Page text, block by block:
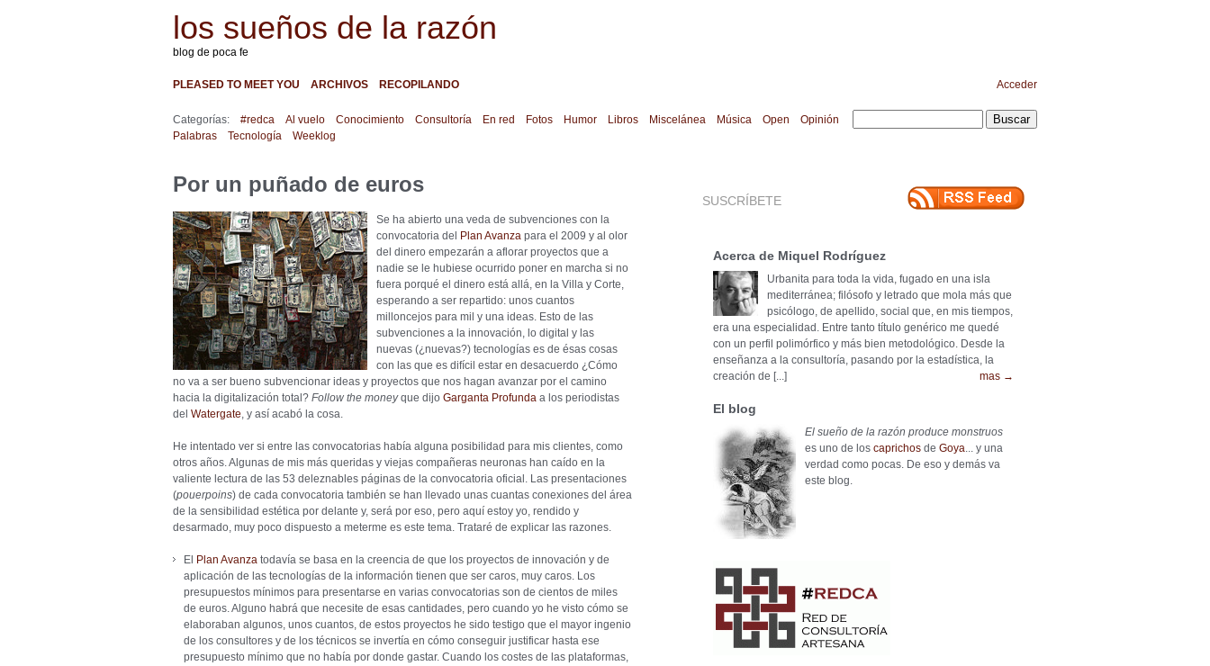
los sueños de la razón
blog de poca fe
PLEASED TO MEET YOU ARCHIVOS RECOPILANDO Acceder
Categorías: #redca Al vuelo Conocimiento Consultoría En red Fotos Humor Libros Miscelánea Música Open
Opinión
Palabras
Tecnología Weeklog
Por un puñado de euros
Se ha abierto una veda de subvenciones con la
convocatoria del
Plan Avanza para el 2009 y al olor
del dinero empezarán a aflorar proyectos que a
nadie se le hubiese ocurrido poner en marcha si no
fuera porqué el dinero está allá, en la Villa y Corte,
esperando a ser repartido: unos cuantos
milloncejos para mil y una ideas. Esto de las
subvenciones a la innovación, lo digital y las
nuevas (¿nuevas?) tecnologías es de ésas cosas
con las que es difícil estar en desacuerdo ¿Cómo
no va a ser bueno subvencionar ideas y proyectos que nos hagan avanzar por el camino
hacia la digitalización total? Follow the moneyque dijo Garganta Profunda a los periodistas
del Watergate, y así acabó la cosa.
He intentado ver si entre las convocatorias había alguna posibilidad para mis clientes, como
otros años. Algunas de mis más queridas y viejas compañeras neuronas han caído en la
valiente lectura de las 53 deleznables páginas de la convocatoria oficial. Las presentaciones
(pouerpoins) de cada convocatoria también se han llevado unas cuantas conexiones del área
de la sensibilidad estética por delante y, será por eso, pero aquí estoy yo, rendido y
desarmado, muy poco dispuesto a meterme es este tema. Trataré de explicar las razones.
El Plan Avanza todavía se basa en la creencia de que los proyectos de innovación y de
aplicación de las tecnologías de la información tienen que ser caros, muy caros. Los
presupuestos mínimos para presentarse en varias convocatorias son de cientos de miles
de euros. Alguno habrá que necesite de esas cantidades, pero cuando yo he visto cómo se
elaboraban algunos, unos cuantos, de estos proyectos he sido testigo que el mayor ingenio
de los consultores y de los técnicos se invertía en cómo conseguir justificar hasta ese
presupuesto mínimo que no había por donde gastar. Cuando los costes de las plataformas,
SUSCRÍBETE
Acerca de Miquel Rodríguez
Urbanita para toda la vida, fugado en una isla
mediterránea; filósofo y letrado que mola más que
psicólogo, de apellido, social que, en mis tiempos,
era una especialidad. Entre tanto título genérico me quedé
con un perfil polimórfico y más bien metodológico. Desde la
enseñanza a la consultoría, pasando por la estadística, la
creación de [...]
mas →
El blog
El sueño de la razón produce monstruos
es uno de los caprichos de Goya... y una
verdad como pocas. De eso y demás va
este blog.